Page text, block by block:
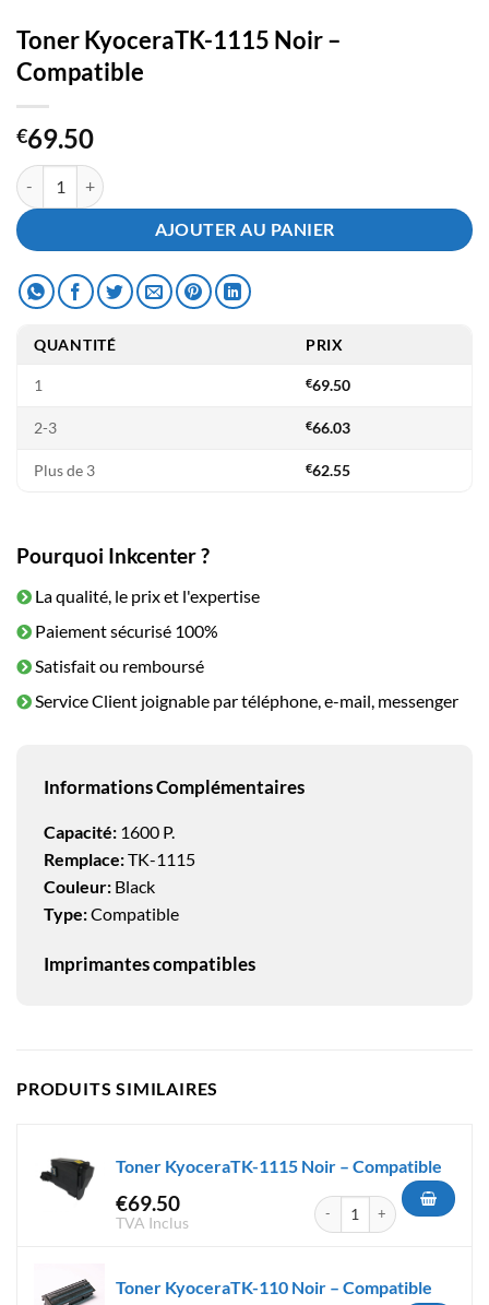
Toner KyoceraTK-1115 Noir –
Compatible
€69.50
quantité de Toner KyoceraTK-1115 Noir - Compatible
AJOUTER AU PANIER
QUANTITÉ PRIX
1 €69.50
2-3 €66.03
Plus de 3 €62.55
Pourquoi Inkcenter ?
La qualité, le prix et l'expertise
Paiement sécurisé 100%
Satisfait ou remboursé
Service Client joignable par téléphone, e-mail, messenger
Informations Complémentaires
Capacité: 1600 P.
Remplace:TK-1115
Couleur: Black
Type:Compatible
Imprimantes compatibles
PRODUITS SIMILAIRES
Toner KyoceraTK-1115 Noir – Compatible
€69.50
TVA Inclus
quantité de Toner
Toner KyoceraTK-110 Noir – Compatible